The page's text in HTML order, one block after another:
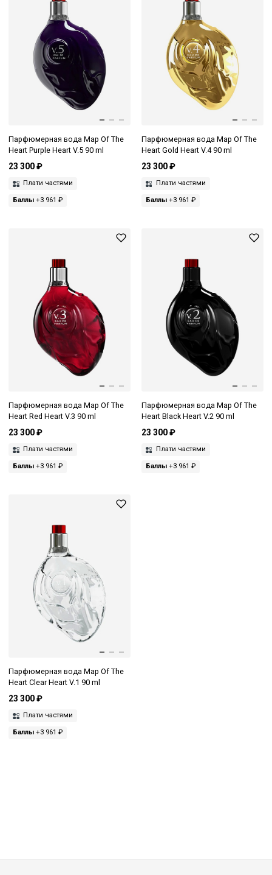
Парфюмерная вода Map Of The
Heart Purple Heart V.5 90 ml
23 300 ₽
Плати частями
Баллы +3 961 ₽
Парфюмерная вода Map Of The
Heart Gold Heart V.4 90 ml
23 300 ₽
Плати частями
Баллы+3 961 ₽
Парфюмерная вода Map Of The
Heart Red Heart V.3 90 ml
23 300 ₽
Плати частями
Баллы +3 961 ₽
Парфюмерная вода Map Of The
Heart Black Heart V.2 90 ml
23 300 ₽
Плати частями
Баллы+3 961 ₽
Парфюмерная вода Map Of The
Heart Clear Heart V.1 90 ml
23 300 ₽
Плати частями
Баллы +3 961 ₽